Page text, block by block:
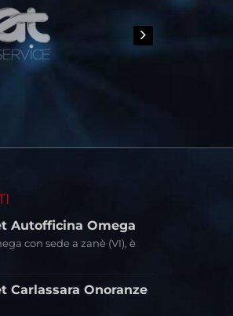
Autofficina Omega
con sede a zanè (VI), è
Carlassara Onoranze